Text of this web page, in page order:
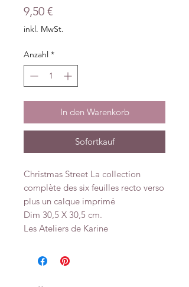
9,50 €Preis
inkl. MwSt.
Anzahl *
In den Warenkorb
Sofortkauf
Christmas Street La collection
complète des six feuilles recto verso
plus un calque imprimé
Dim 30,5 X 30,5 cm.
Les Ateliers de Karine